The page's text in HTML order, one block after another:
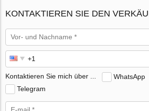
KONTAKTIEREN SIE DEN
Kontaktieren Sie mich über ... WhatsApp
Telegram